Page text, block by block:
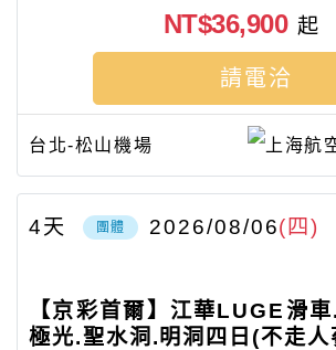
台北-松山機場 上海航
NT$36,900 起
請電洽
團體 2026/08/06(四)
4天
【京彩首爾】江華LUGE滑
極光.聖水洞.明洞四日(不走人